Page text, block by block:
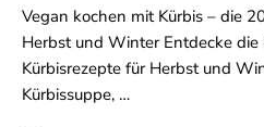
Vegan kochen mit Kürbis – die
Herbst und Winter Entdecke
Kürbisrezepte für Herbst und
Kürbissuppe, …